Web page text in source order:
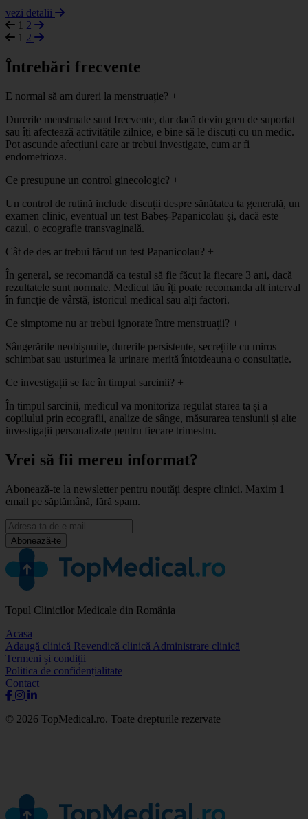
vezi detalii
1 2
1 2
Întrebări frecvente
E normal să am dureri la menstruație? +
Durerile menstruale sunt frecvente, dar dacă devin greu de suportat
sau îți afectează activitățile zilnice, e bine să le discuți cu un medic.
Pot ascunde afecțiuni care ar trebui investigate, cum ar fi
endometrioza.
Ce presupune un control ginecologic? +
Un control de rutină include discuții despre sănătatea ta generală, un
examen clinic, eventual un test Babeș-Papanicolau și, dacă este
cazul, o ecografie transvaginală.
Cât de des ar trebui făcut un test Papanicolau? +
În general, se recomandă ca testul să fie făcut la fiecare 3 ani, dacă
rezultatele sunt normale. Medicul tău îți poate recomanda alt interval
în funcție de vârstă, istoricul medical sau alți factori.
Ce simptome nu ar trebui ignorate între menstruații? +
Sângerările neobișnuite, durerile persistente, secrețiile cu miros
schimbat sau usturimea la urinare merită întotdeauna o consultație.
Ce investigații se fac în timpul sarcinii? +
În timpul sarcinii, medicul va monitoriza regulat starea ta și a
copilului prin ecografii, analize de sânge, măsurarea tensiunii și alte
investigații personalizate pentru fiecare trimestru.
Vrei să fii mereu informat?
Abonează-te la newsletter pentru noutăți despre clinici. Maxim 1
email pe săptămână, fără spam.
Abonează-te
Topul Clinicilor Medicale din România
Acasa
Adaugă clinică Revendică clinică Administrare clinică
Termeni și condiții
Politica de confidențialitate
Contact
© 2026 TopMedical.ro. Toate drepturile rezervate